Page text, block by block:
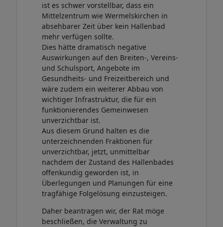
ist es schwer vorstellbar, dass ein
Mittelzentrum wie Wermelskirchen in
absehbarer Zeit über kein Hallenbad
mehr verfügen sollte.
Dies hätte dramatisch negative
Auswirkungen auf den Breiten-, Vereins-
und Schulsport, Angebote im
Gesundheits- und Freizeitbereich und
wäre zudem ein weiterer Abbau von
wichtiger Infrastruktur, die für ein
funktionierendes Gemeinwesen
unverzichtbar ist.
Aus diesem Grund halten es die
unterzeichnenden Fraktionen für
unverzichtbar, jetzt, unmittelbar
nachdem der Zustand des Hallenbades
offenkundig geworden ist, in
Überlegungen und Planungen für eine
tragfähige Folgelösung einzusteigen.
Daher beantragen wir, der Rat möge
beschließen, die Verwaltung zu